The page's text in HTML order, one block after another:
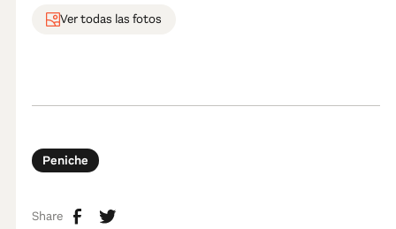
Ver todas las fotos
Peniche
Share